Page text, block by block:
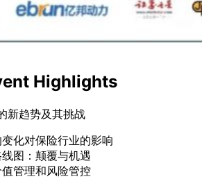
Highlights
新趋势及其挑战
化对保险行业的影响
图：颠覆与机遇
管理和风险管控